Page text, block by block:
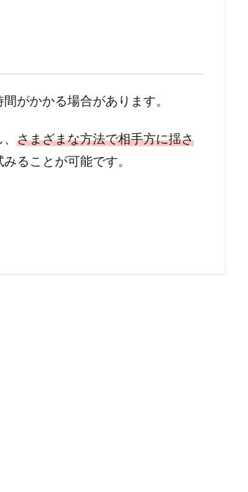
がかかる場合があります。
さまざまな方法で相手方に揺さ
ることが可能です。